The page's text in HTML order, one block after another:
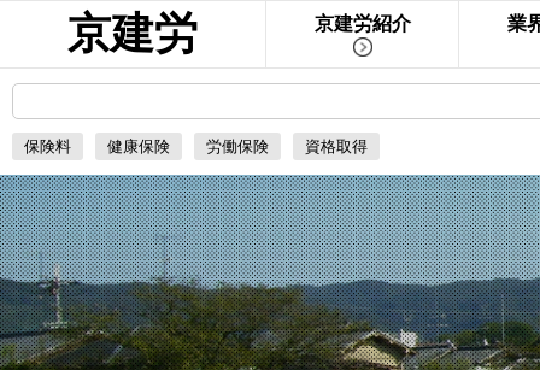
京建労 京建労紹介 業
保険料 健康保険 労働保険 資格取得